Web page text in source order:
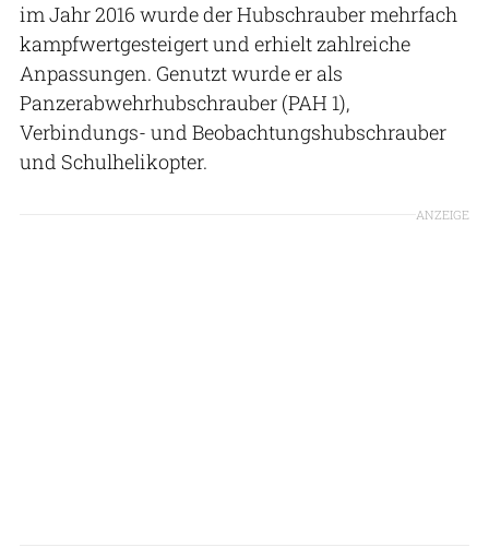
im Jahr 2016 wurde der Hubschrauber mehrfach
kampfwertgesteigert und erhielt zahlreiche
Anpassungen. Genutzt wurde er als
Panzerabwehrhubschrauber (PAH 1),
Verbindungs- und Beobachtungshubschrauber
und Schulhelikopter.
ANZEIGE